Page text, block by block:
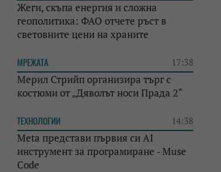
Жеги, скъпа енергия и сложна
геополитика: ФАО отчете ръст в
световните цени на храните
МРЕЖАТА 17:38
Мерил Стрийп организира търг с
костюми от „Дяволът носи Прада 2“
ТЕХНОЛОГИИ 14:38
Meta представи първия си AI
инструмент за програмиране - Muse
Code